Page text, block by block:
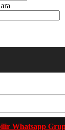
Whatsapp